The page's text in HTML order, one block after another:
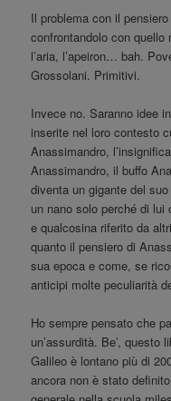
Il problema con il
confrontandolo con quello
l’aria, l’apeiron… bah.
Grossolani. Primitivi.
Invece no. Saranno idee
inserite nel loro contesto
Anassimandro,
Anassimandro, il buffo
diventa un gigante del
un nano solo perché di
e qualcosina riferito da
quanto il pensiero di
sua epoca e come, se
anticipi molte peculiarità
Ho sempre pensato che
un’assurdità. Be’,
Galileo è lontano più di
ancora non è stato